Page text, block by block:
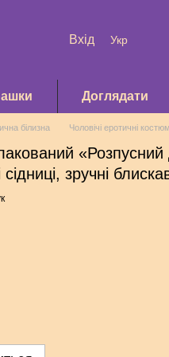
Вхід Укр
Доглядати
білизна Чоловічі еротичні
зручні